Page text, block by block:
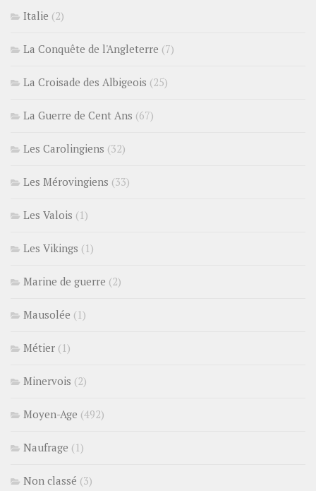
Italie (2)
La Conquête de l'Angleterre (7)
La Croisade des Albigeois (25)
La Guerre de Cent Ans (67)
Les Carolingiens (32)
Les Mérovingiens (33)
Les Valois (1)
Les Vikings (1)
Marine de guerre (2)
Mausolée (1)
Métier (1)
Minervois (2)
Moyen-Age (492)
Naufrage (1)
Non classé (3)